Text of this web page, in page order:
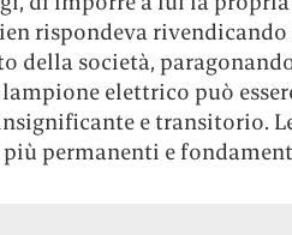
rispondeva
della società,
elettrico può
e transitorio.
permanenti e